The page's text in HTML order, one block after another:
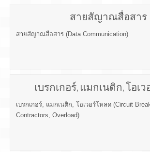
สายสัญาณสื่อสาร
สายสัญาณสื่อสาร (Data Communication)
เบรกเกอร์, แมกเนติก, โอเ
เบรกเกอร์, แมกเนติก, โอเวอร์โหลด (Circuit
Contractors, Overload)